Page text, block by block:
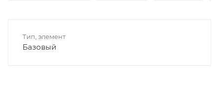
Тип, элемент
Базовый